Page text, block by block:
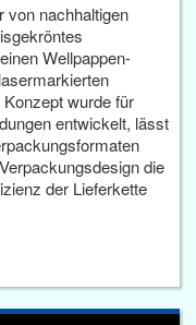
von nachhaltigen
Wellpappen-
wurde für
entwickelt, lässt
die
der Lieferkette